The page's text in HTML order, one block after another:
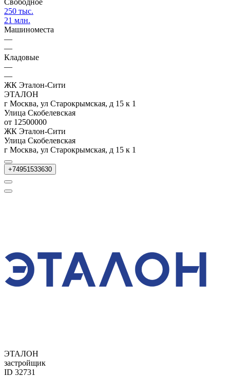
250 тыс.
21 млн.
Машиноместа
—
—
Кладовые
—
—
ЖК Эталон-Сити
ЭТАЛОН
г Москва, ул Старокрымская, д 15 к 1
Улица Скобелевская
от 12500000
ЖК Эталон-Сити
Улица Скобелевская
г Москва, ул Старокрымская, д 15 к 1
+74951533630
ЭТАЛОН
застройщик
ID 32731